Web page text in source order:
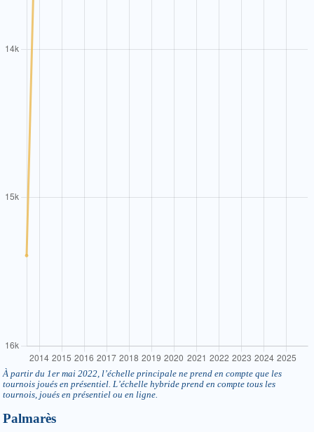
À partir du 1er mai 2022, l’échelle principale ne prend en compte que les
tournois joués en présentiel. L’échelle hybride prend en compte tous les
tournois, joués en présentiel ou en ligne.
Palmarès